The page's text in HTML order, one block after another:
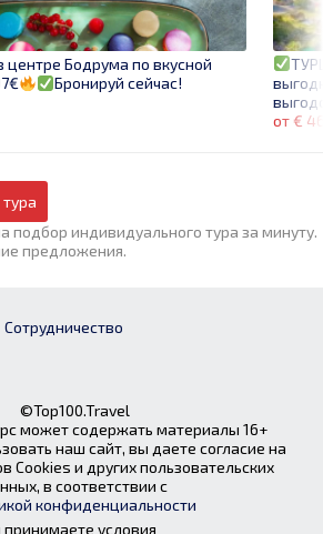
от €
центре Бодрума по вкусной
Бронируй сейчас!
подбор индивидуального тура за минуту.
предложения.
Сотрудничество
©Top100.Travel
может содержать материалы 16+
наш сайт, вы даете согласие на
Cookies и других пользовательских
в соответствии с
конфиденциальности
принимаете условия